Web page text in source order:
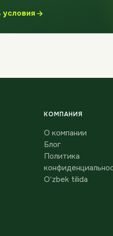
условия
КОМПАНИЯ
О компании
Блог
Политика
O'zbek tilida